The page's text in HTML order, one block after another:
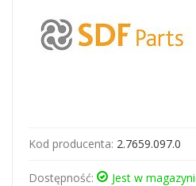
Kod producenta: 2.7659.097.0
Dostępność: Jest w